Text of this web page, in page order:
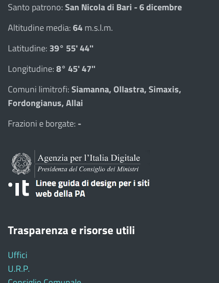
Santo patrono:San Nicola di Bari - 6 dicembre
Altitudine media:64m.s.l.m.
Latitudine: 39° 55' 44''
Longitudine:8° 45' 47''
Comuni limitrofi:Siamanna, Ollastra, Simaxis,
Fordongianus, Allai
Frazioni e borgate: -
Trasparenza e risorse utili
Uffici
U.R.P.